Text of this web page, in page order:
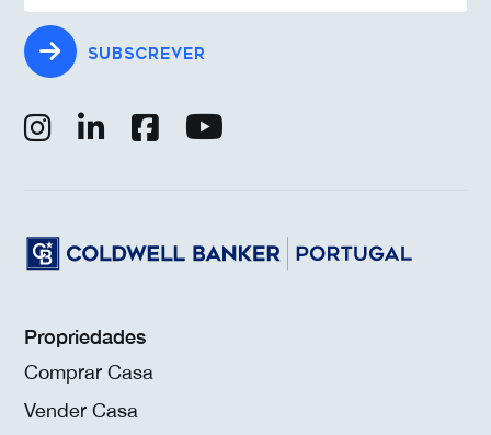
SUBSCREVER
Propriedades
Comprar Casa
Vender Casa